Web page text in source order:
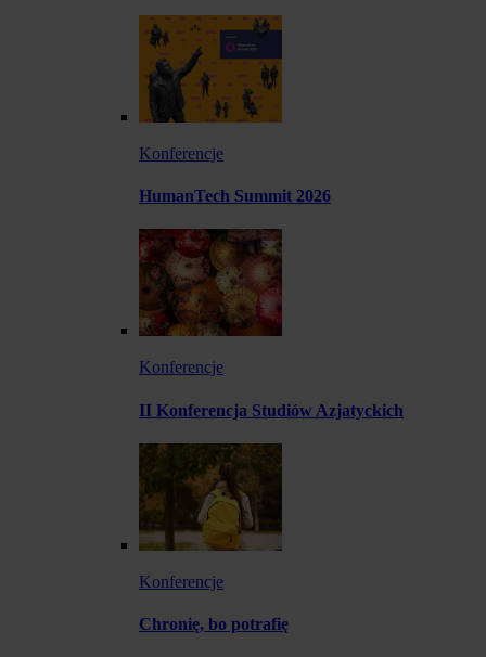
Konferencje
HumanTech Summit 2026
Konferencje
II Konferencja Studiów Azjatyckich
Konferencje
Chronię, bo potrafię